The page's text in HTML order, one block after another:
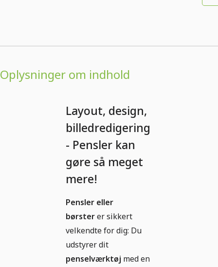
Oplysninger om indhold
Layout, design,
billedredigering
- Pensler kan
gøre så meget
mere!
Pensler eller
børsterer sikkert
velkendte for dig: Du
udstyrer dit
penselværktøj med en